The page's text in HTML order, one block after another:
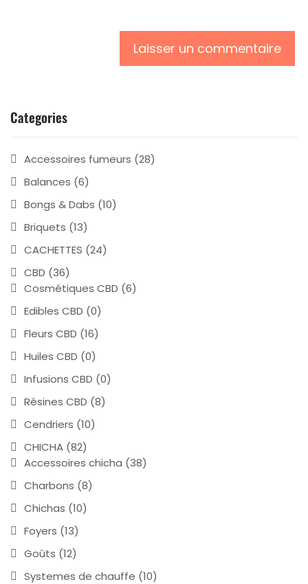
Categories
Accessoires fumeurs (28)
Balances (6)
Bongs & Dabs (10)
Briquets (13)
CACHETTES (24)
CBD (36)
Cosmétiques CBD (6)
Edibles CBD (0)
Fleurs CBD (16)
Huiles CBD (0)
Infusions CBD (0)
Résines CBD (8)
Cendriers (10)
CHICHA (82)
Accessoires chicha (38)
Charbons (8)
Chichas (10)
Foyers (13)
Goûts (12)
Systemes de chauffe (10)